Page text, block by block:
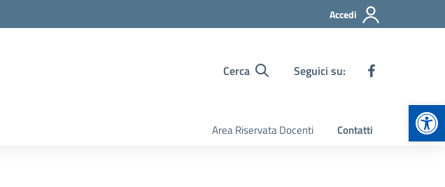
Accedi
Cerca Seguici su:
Area Riservata Docenti Contatti